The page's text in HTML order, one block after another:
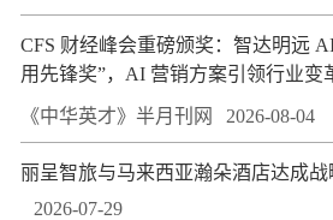
CFS 财经峰会重磅颁奖：智达明远
用先锋奖”，AI 营销方案引领行业变
《中华英才》半月刊网 2026-08-04
丽呈智旅与马来西亚瀚朵酒店达成战
2026-07-29